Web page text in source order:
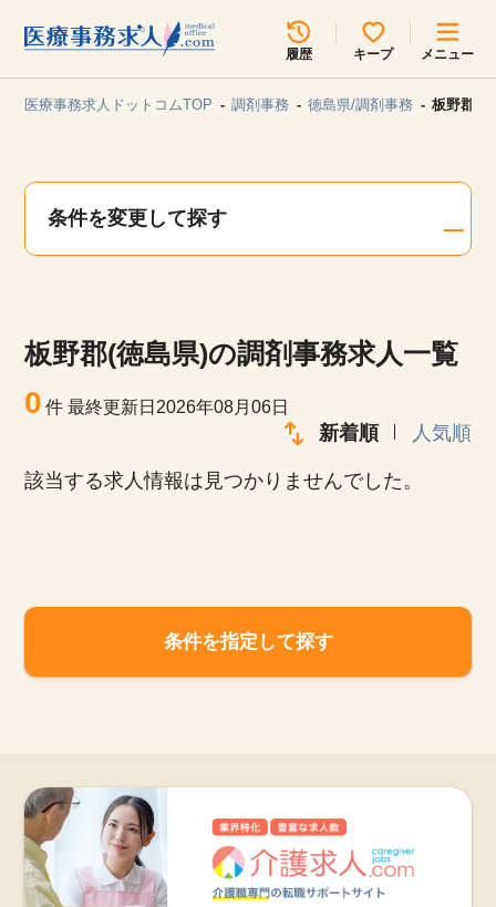
履歴 キープ メニュー
見学会・イベント情報
よくあるご質問
運営会社
医療事務求人ドットコムTOP 調剤事務 徳島県/調剤事務 板野郡(
条件を変更して探す
板野郡(徳島県)の調剤事務求人一覧
0 件最終更新日2026年08月06日
新着順 人気順
該当する求人情報は見つかりませんでした。
条件を指定して探す
所在地のエリアを選択してください
各支店担当よりご連絡させていただきます。
関東
甲信越・北陸 中国・四国